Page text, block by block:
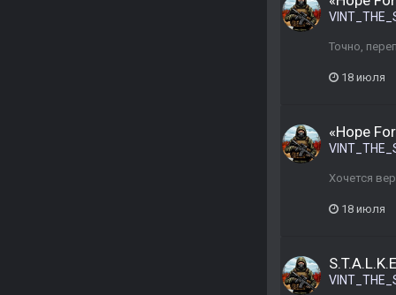
Точно,
18 июля
«Hope
Хочется
18 июля